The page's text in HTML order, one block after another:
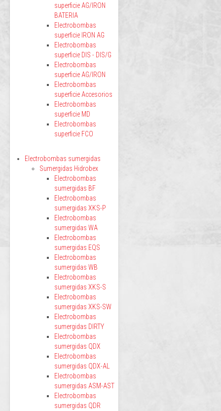
superficie AG/IRON
BATERIA
Electrobombas
superficie IRON AG
Electrobombas
superficie DIS - DIS/G
Electrobombas
superficie AG/IRON
Electrobombas
superficie Accesorios
Electrobombas
superficie MD
Electrobombas
superficie FCO
Electrobombas sumergidas
Sumergidas Hidrobex
Electrobombas
sumergidas BF
Electrobombas
sumergidas XKS-P
Electrobombas
sumergidas WA
Electrobombas
sumergidas EQS
Electrobombas
sumergidas WB
Electrobombas
sumergidas XKS-S
Electrobombas
sumergidas XKS-SW
Electrobombas
sumergidas DIRTY
Electrobombas
sumergidas QDX
Electrobombas
sumergidas QDX-AL
Electrobombas
sumergidas ASM-AST
Electrobombas
sumergidas QDR